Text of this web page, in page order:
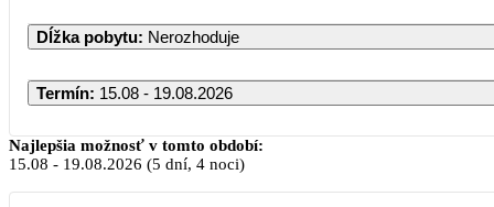
Dĺžka pobytu: Nerozhoduje
Termín: 15.08 - 19.08.2026
August
PO UT ST ŠT
Najlepšia možnosť v tomto období:
15.08 - 19.08.2026 (5 dní, 4 noci)